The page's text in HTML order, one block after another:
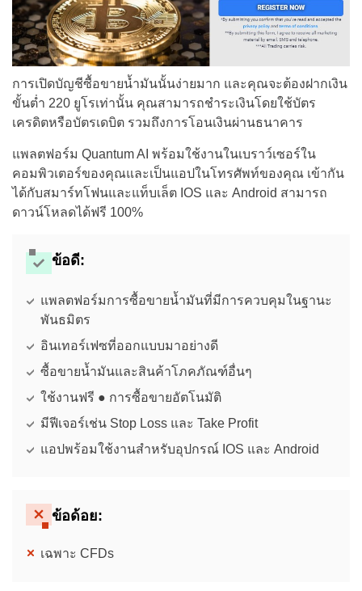
การเปิดบัญชีซื้อขายน้ำมันนั้นง่ายมาก และคุณจะต้องฝากเงิน
ขั้นต่ำ 220 ยูโรเท่านั้น คุณสามารถชำระเงินโดยใช้บัตร
เครดิตหรือบัตรเดบิต รวมถึงการโอนเงินผ่านธนาคาร
แพลตฟอร์ม Quantum AI พร้อมใช้งานในเบราว์เซอร์ใน
คอมพิวเตอร์ของคุณและเป็นแอปในโทรศัพท์ของคุณ เข้ากัน
ได้กับสมาร์ทโฟนและแท็บเล็ต IOS และ Android สามารถ
ดาวน์โหลดได้ฟรี 100%
ข้อดี:
แพลตฟอร์มการซื้อขายน้ำมันที่มีการควบคุมในฐานะ
พันธมิตร
อินเทอร์เฟซที่ออกแบบมาอย่างดี
ซื้อขายน้ำมันและสินค้าโภคภัณฑ์อื่นๆ
ใช้งานฟรี ● การซื้อขายอัตโนมัติ
มีฟีเจอร์เช่น Stop Loss และ Take Profit
แอปพร้อมใช้งานสำหรับอุปกรณ์ IOS และ Android
ข้อด้อย:
เฉพาะ CFDs